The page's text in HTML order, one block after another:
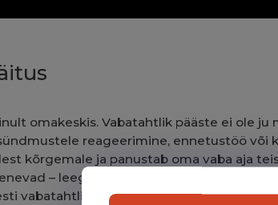
omakeskis. Vabatahtlik pääste ei ole
reageerimine, ennetustöö
kõrgemale ja panustab oma vaba aja
– leegid, tormid, ohtlikud ained või
vabatahtlikult – ja seda kõike kogukonna